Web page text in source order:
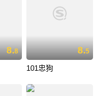
8.8 8.5
101忠狗